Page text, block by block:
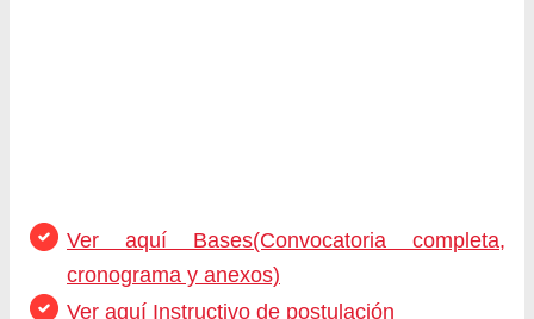
Ver aquí Bases(Convocatoria completa,
cronograma y anexos)
Ver aquí Instructivo de postulación